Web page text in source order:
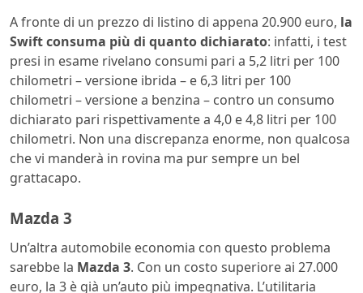
A fronte di un prezzo di listino di appena 20.900 euro, la
Swift consuma più di quanto dichiarato: infatti, i test
presi in esame rivelano consumi pari a 5,2 litri per 100
chilometri – versione ibrida – e 6,3 litri per 100
chilometri – versione a benzina – contro un consumo
dichiarato pari rispettivamente a 4,0 e 4,8 litri per 100
chilometri. Non una discrepanza enorme, non qualcosa
che vi manderà in rovina ma pur sempre un bel
grattacapo.
Mazda 3
Un’altra automobile economia con questo problema
sarebbe la Mazda 3. Con un costo superiore ai 27.000
euro, la 3 è già un’auto più impegnativa. L’utilitaria